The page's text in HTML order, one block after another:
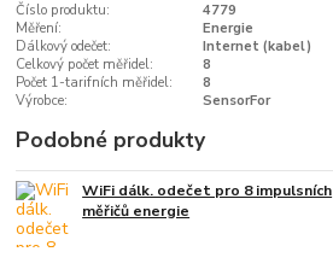
Číslo produktu:
4779
Měření:
Energie
Dálkový odečet:
Internet (kabel)
Celkový počet měřidel:
8
Počet 1-tarifních měřidel:
8
Výrobce:
SensorFor
Podobné produkty
WiFi dálk. odečet pro 8 impulsních
měřičů energie